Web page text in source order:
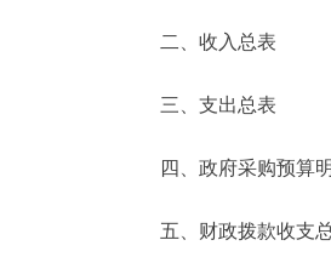
参与调查
走进北京
北京概况
绿色北京
二、收入总表
三、支出总表
四、政府采购预算
五、财政拨款收支